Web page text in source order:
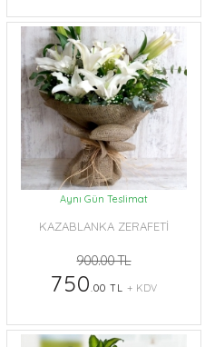
Aynı Gün Teslimat
KAZABLANKA ZERAFETİ
900.00 TL
750.00 TL + KDV